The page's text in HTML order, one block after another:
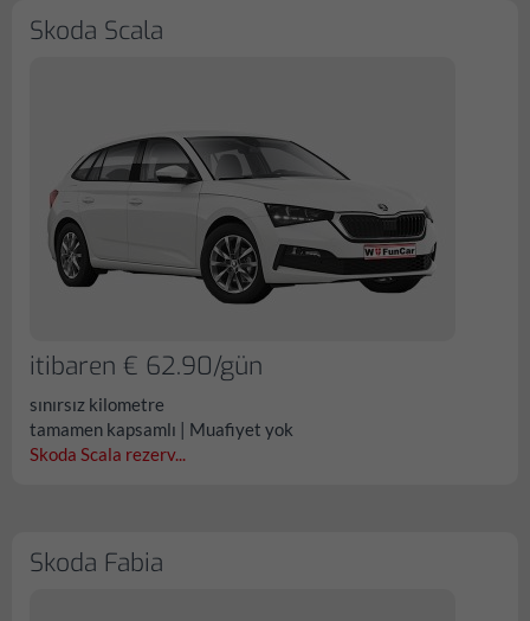
Skoda Scala
itibaren € 62.90/gün
sınırsız kilometre
tamamen kapsamlı | Muafiyet yok
Skoda Scala rezerv...
Skoda Fabia